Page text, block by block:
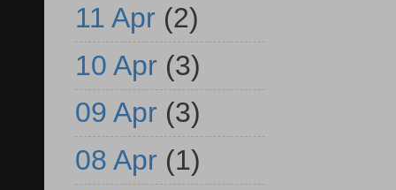
11 Apr (2)
10 Apr (3)
09 Apr (3)
08 Apr (1)